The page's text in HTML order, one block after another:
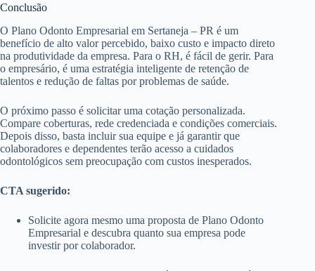
Conclusão
O Plano Odonto Empresarial em Sertaneja – PR é um
benefício de alto valor percebido, baixo custo e impacto direto
na produtividade da empresa. Para o RH, é fácil de gerir. Para
o empresário, é uma estratégia inteligente de retenção de
talentos e redução de faltas por problemas de saúde.
O próximo passo é solicitar uma cotação personalizada.
Compare coberturas, rede credenciada e condições comerciais.
Depois disso, basta incluir sua equipe e já garantir que
colaboradores e dependentes terão acesso a cuidados
odontológicos sem preocupação com custos inesperados.
CTA sugerido:
Solicite agora mesmo uma proposta de Plano Odonto
Empresarial e descubra quanto sua empresa pode
investir por colaborador.